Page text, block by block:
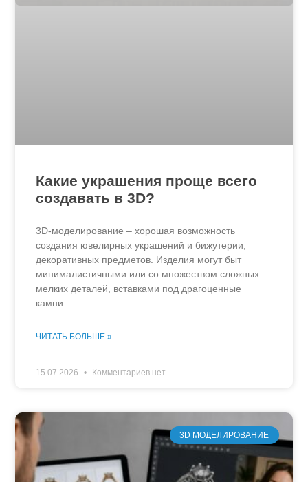
Какие украшения проще всего
создавать в 3D?
3D-моделирование – хорошая возможность
создания ювелирных украшений и бижутерии,
декоративных предметов. Изделия могут быт
минималистичными или со множеством сложных
мелких деталей, вставками под драгоценные
камни.
ЧИТАТЬ БОЛЬШЕ »
15.07.2026 Комментариев нет
3D МОДЕЛИРОВАНИЕ